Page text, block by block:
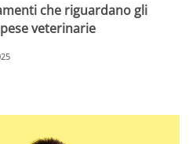
che riguardano gli
veterinarie